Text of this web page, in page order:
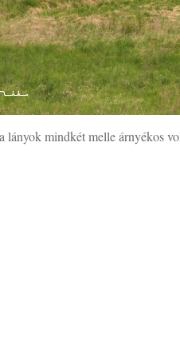
lányok mindkét melle árnyékos